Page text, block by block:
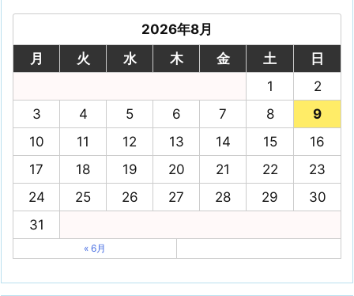
2026年8月
月
火 水 木 金 土
日
1
2
3
4 5 6 7 8
9
10
11 12 13 14 15
16
17
18 19 20 21 22
23
24
25 26 27 28 29
30
31
« 6月